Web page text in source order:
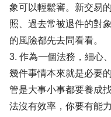
象可以輕鬆審。新交易
照、過去常被退件的對
的風險都先去問看看。
3. 作為一個法務，細心
幾件事情本來就是必要
管是大事小事都要養成
法沒有效率，你要有能